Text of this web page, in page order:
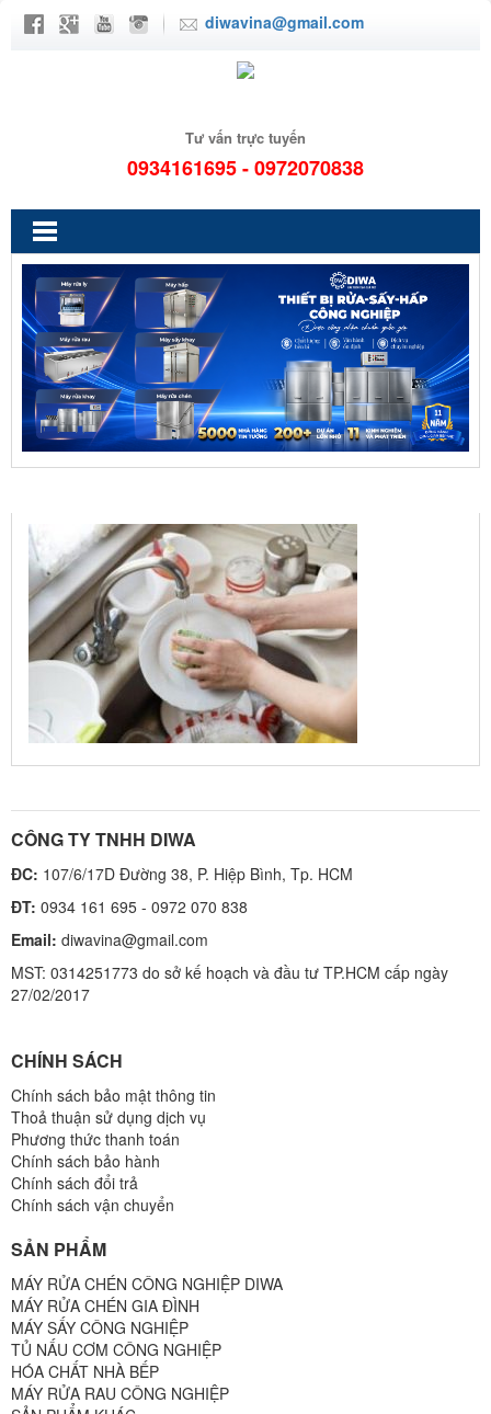
diwavina@gmail.com
Tư vấn trực tuyến
0934161695 - 0972070838
CÔNG TY TNHH DIWA
ĐC: 107/6/17D Đường 38, P. Hiệp Bình, Tp. HCM
ĐT: 0934 161 695 - 0972 070 838
Email: diwavina@gmail.com
MST: 0314251773 do sở kế hoạch và đầu tư TP.HCM cấp ngày
27/02/2017
CHÍNH SÁCH
Chính sách bảo mật thông tin
Thoả thuận sử dụng dịch vụ
Phương thức thanh toán
Chính sách bảo hành
Chính sách đổi trả
Chính sách vận chuyển
SẢN PHẨM
MÁY RỬA CHÉN CÔNG NGHIỆP DIWA
MÁY RỬA CHÉN GIA ĐÌNH
MÁY SẤY CÔNG NGHIỆP
TỦ NẤU CƠM CÔNG NGHIỆP
HÓA CHẤT NHÀ BẾP
MÁY RỬA RAU CÔNG NGHIỆP